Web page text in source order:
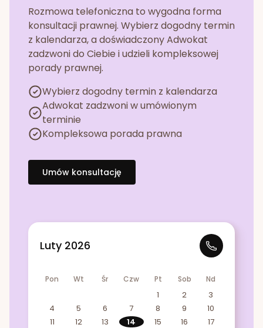
Rozmowa telefoniczna to wygodna forma
konsultacji prawnej. Wybierz dogodny termin
z kalendarza, a doświadczony Adwokat
zadzwoni do Ciebie i udzieli kompleksowej
porady prawnej.
Wybierz dogodny termin z kalendarza
Adwokat zadzwoni w umówionym
terminie
Kompleksowa porada prawna
Umów konsultację
Luty 2026
Pon Wt Śr Czw Pt Sob Nd
1 2
3
4
5 6 7 8 9
10
11
12 13 14 15 16
17